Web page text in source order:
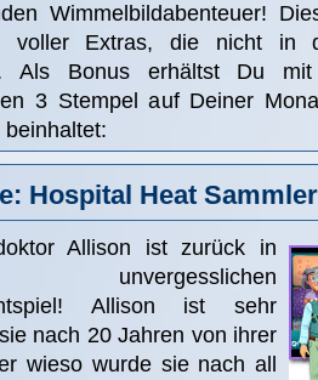
Wimmelbildabenteuer!
voller Extras, die nicht in
Als Bonus erhältst Du
3 Stempel auf Deiner
Hospital Heat
Allison ist zurück in
Allison ist sehr
nach 20 Jahren von ihrer
wieso wurde sie nach all